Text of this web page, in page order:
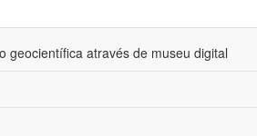
geocientífica através de museu digital